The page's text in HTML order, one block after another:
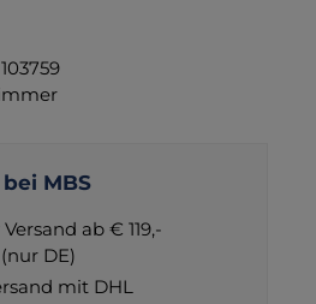
103759
MBS
ab € 119,-
DE)
mit DHL